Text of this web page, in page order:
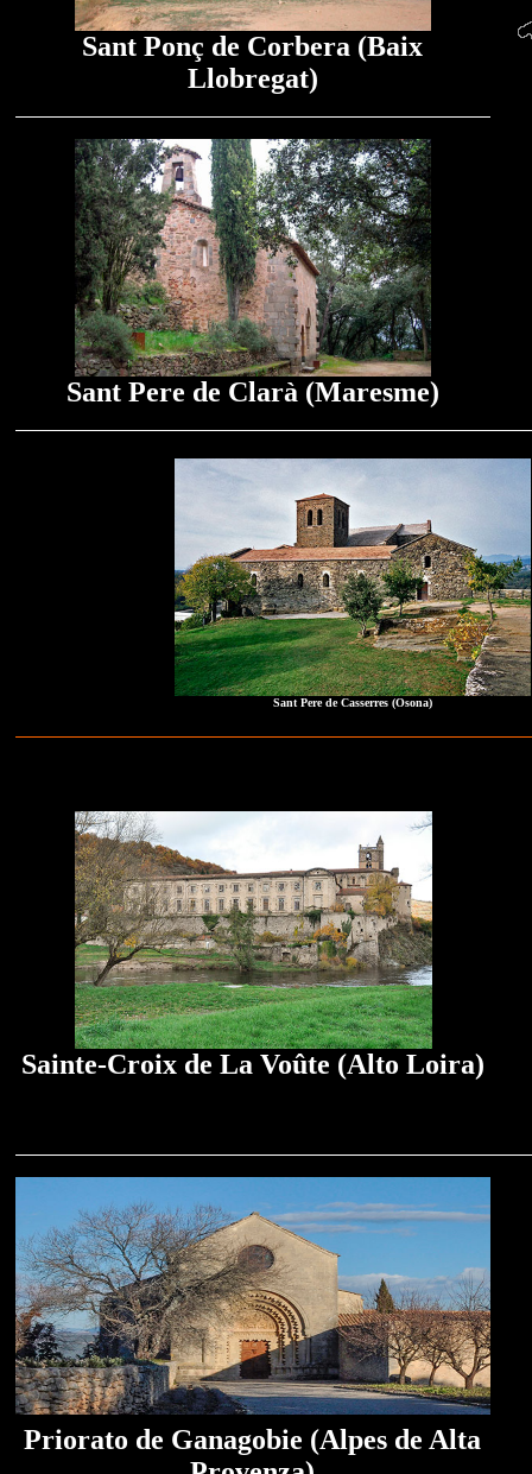
Sant Ponç de Corbera (Baix
Llobregat)
Sant Pere de Clarà (Maresme)
Sant Pere de Casserres (Osona)
Sainte-Croix de La Voûte (Alto Loira)
Priorato de Ganagobie (Alpes de Alta